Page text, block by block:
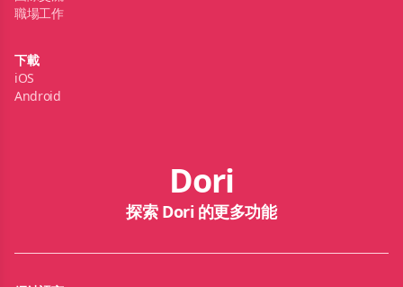
職場工作
下載
iOS
Android
Dori
探索 Dori 的更多功能